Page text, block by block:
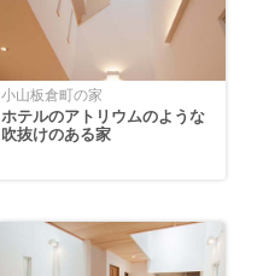
小山板倉町の家
ホテルのアトリウムのような
吹抜けのある家